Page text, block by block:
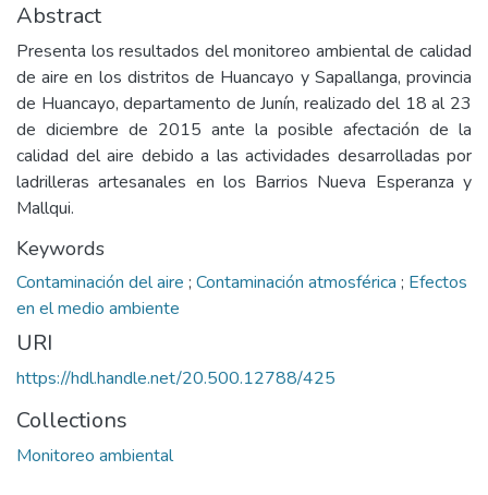
Abstract
Presenta los resultados del monitoreo ambiental de calidad
de aire en los distritos de Huancayo y Sapallanga, provincia
de Huancayo, departamento de Junín, realizado del 18 al 23
de diciembre de 2015 ante la posible afectación de la
calidad del aire debido a las actividades desarrolladas por
ladrilleras artesanales en los Barrios Nueva Esperanza y
Mallqui.
Keywords
Contaminación del aire ; Contaminación atmosférica ; Efectos
en el medio ambiente
URI
https://hdl.handle.net/20.500.12788/425
Collections
Monitoreo ambiental